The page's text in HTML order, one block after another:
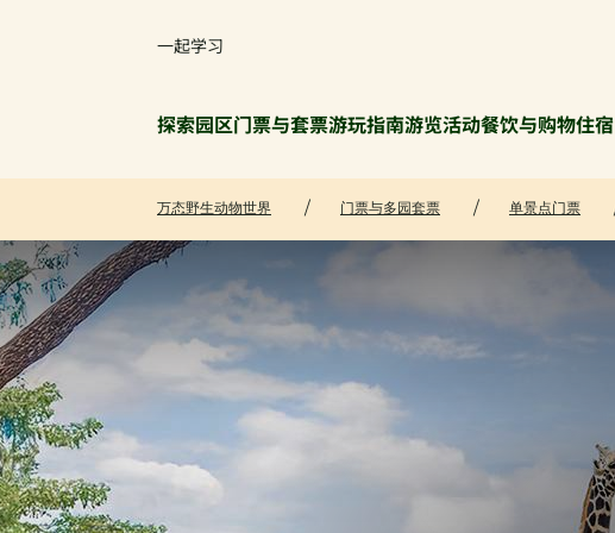
一起学习
探索园区门票与套票游玩指南游览活动餐饮与购物住宿
万态野生动物世界 门票与多园套票 单景点门票